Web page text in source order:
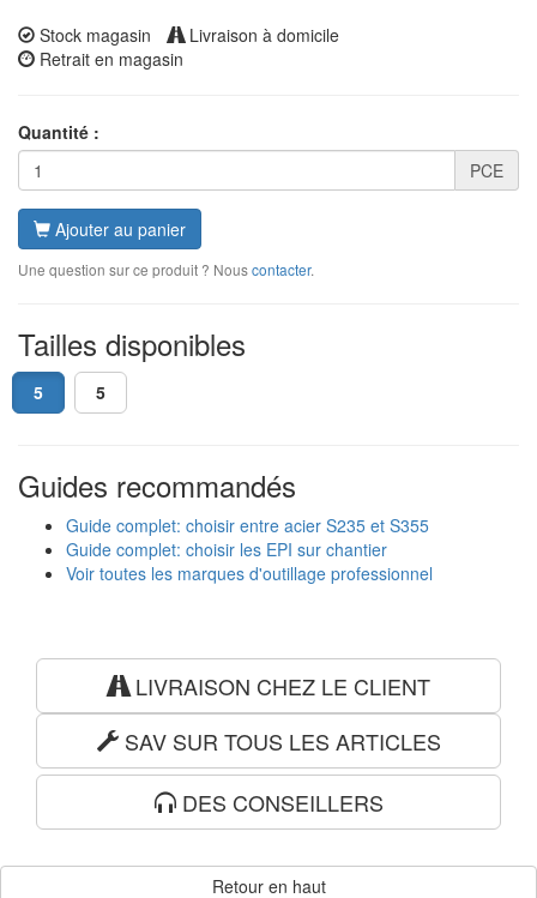
Stock magasin
Livraison à domicile
Retrait en magasin
Quantité :
PCE
Ajouter au panier
Une question sur ce produit ? Nouscontacter.
Tailles disponibles
5 5
Guides recommandés
Guide complet: choisir entre acier S235 et S355
Guide complet: choisir les EPI sur chantier
Voir toutes les marques d'outillage professionnel
LIVRAISON CHEZ LE CLIENT
SAV SUR TOUS LES ARTICLES
DES CONSEILLERS
Retour en haut